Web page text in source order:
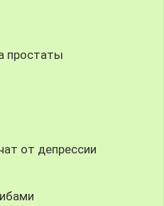
простаты
от депрессии